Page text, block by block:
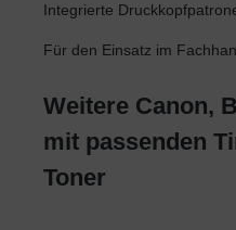
Integrierte
Für den Einsatz im
Weitere Canon,
mit passenden
Toner